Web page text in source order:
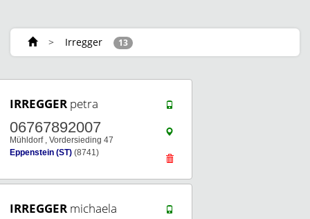
> Irregger 13
IRREGGER petra
06767892007
Mühldorf , Vordersieding 47
Eppenstein (ST) (8741)
IRREGGER michaela